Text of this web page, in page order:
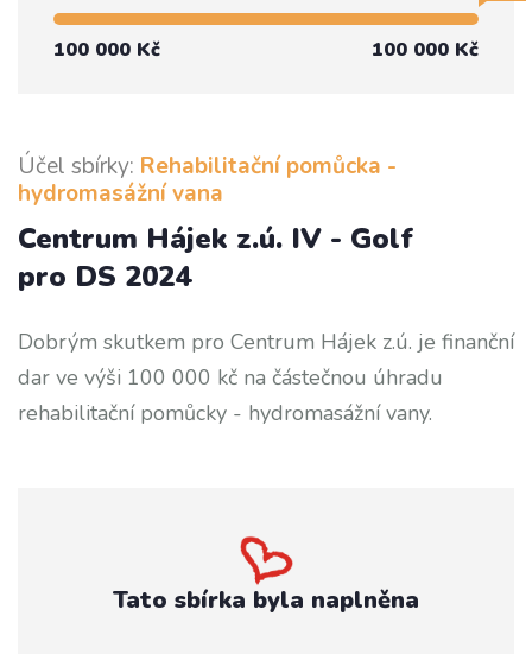
100 000 Kč 100 000 Kč
Účel sbírky: Rehabilitační pomůcka -
hydromasážní vana
Centrum Hájek z.ú. IV - Golf
pro DS 2024
Dobrým skutkem pro Centrum Hájek z.ú. je finanční
dar ve výši 100 000 kč na částečnou úhradu
rehabilitační pomůcky - hydromasážní vany.
Tato sbírka byla naplněna